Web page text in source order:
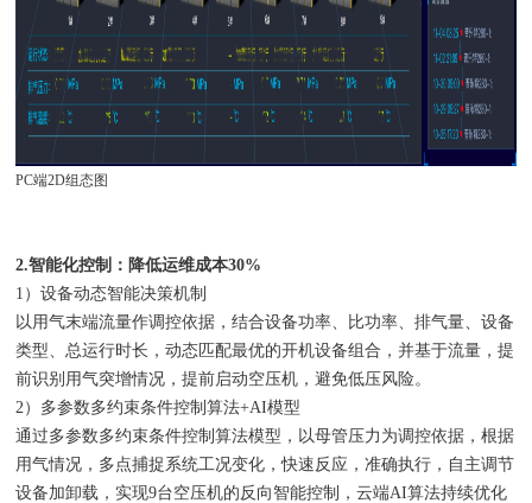
PC端2D组态图
2.智能化控制：降低运维成本30%
1）设备动态智能决策机制
以用气末端流量作调控依据，结合设备功率、比功率、排气量、设备
类型、总运行时长，动态匹配最优的开机设备组合，并基于流量，提
前识别用气突增情况，提前启动空压机，避免低压风险。
2）多参数多约束条件控制算法+AI模型
通过多参数多约束条件控制算法模型，以母管压力为调控依据，根据
用气情况，多点捕捉系统工况变化，快速反应，准确执行，自主调节
设备加卸载，实现9台空压机的反向智能控制，云端AI算法持续优化